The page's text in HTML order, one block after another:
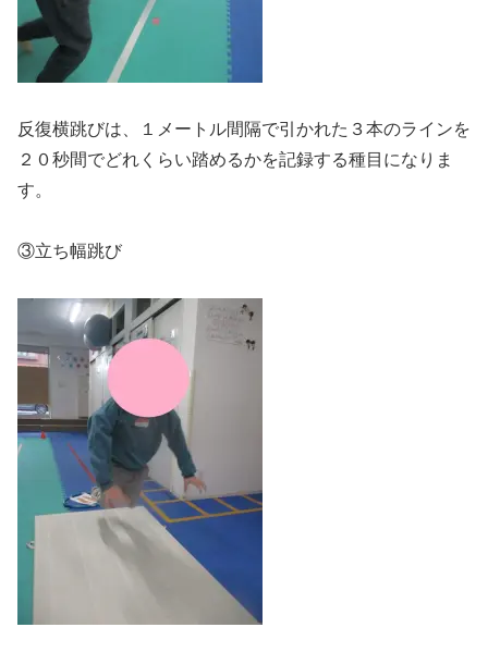
反復横跳びは、１メートル間隔で引かれた３本のラインを
２０秒間でどれくらい踏めるかを記録する種目になりま
す。
③立ち幅跳び